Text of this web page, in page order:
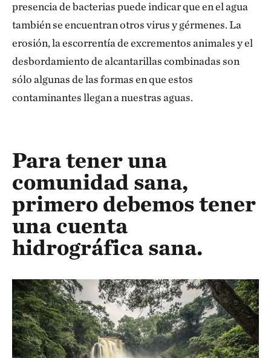
presencia de bacterias puede indicar que en el agua
también se encuentran otros virus y gérmenes. La
erosión, la escorrentía de excrementos animales y el
desbordamiento de alcantarillas combinadas son
sólo algunas de las formas en que estos
contaminantes llegan a nuestras aguas.
Para tener una
comunidad sana,
primero debemos tener
una cuenta
hidrográfica sana.